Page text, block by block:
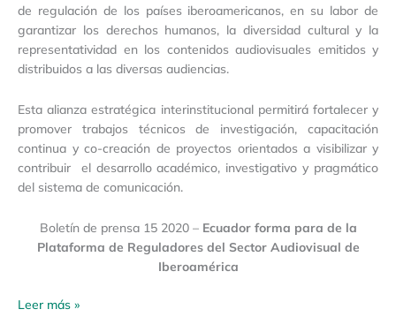
de regulación de los países iberoamericanos, en su labor de
garantizar los derechos humanos, la diversidad cultural y la
representatividad en los contenidos audiovisuales emitidos y
distribuidos a las diversas audiencias.
Esta alianza estratégica interinstitucional permitirá fortalecer y
promover trabajos técnicos de investigación, capacitación
continua y co-creación de proyectos orientados a visibilizar y
contribuir el desarrollo académico, investigativo y pragmático
del sistema de comunicación.
Boletín de prensa 15 2020 – Ecuador forma para de la
Plataforma de Reguladores del Sector Audiovisual de
Iberoamérica
Leer más »